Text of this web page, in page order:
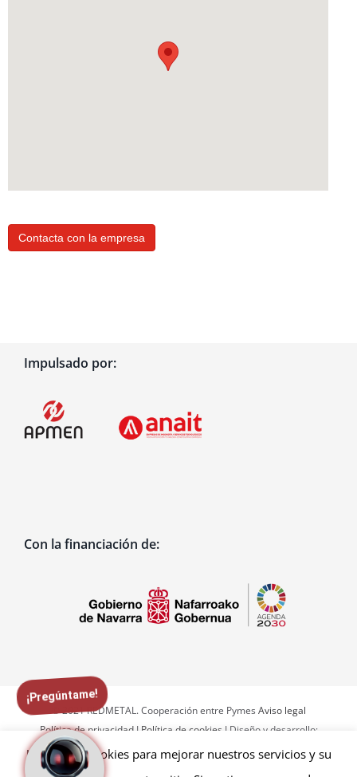
Contacta con la empresa
Impulsado por:
Con la financiación de:
© 2021 REDMETAL. Cooperación entre Pymes Aviso legal
Política de privacidadI Política de cookies I Diseño y desarrollo:
Intensas Networks
Utilizamos cookies para mejorar nuestros servicios y su
¡Pregúntame!